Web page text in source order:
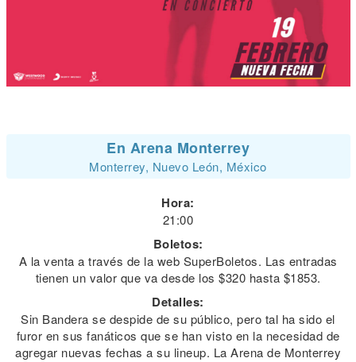
En Arena Monterrey
Monterrey, Nuevo León, México
Hora:
21:00
Boletos:
A la venta a través de la web SuperBoletos. Las entradas
tienen un valor que va desde los $320 hasta $1853.
Detalles:
Sin Bandera se despide de su público, pero tal ha sido el
furor en sus fanáticos que se han visto en la necesidad de
agregar nuevas fechas a su lineup. La Arena de Monterrey